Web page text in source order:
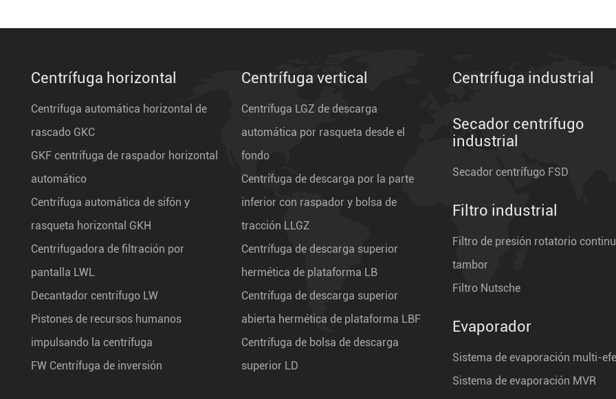
Centrífuga horizontal
Centrífuga automática horizontal de
rascado GKC
GKF centrífuga de raspador horizontal
automático
Centrífuga automática de sifón y
rasqueta horizontal GKH
Centrifugadora de filtración por
pantalla LWL
Decantador centrífugo LW
Pistones de recursos humanos
impulsando la centrífuga
FW Centrífuga de inversión
Centrífuga vertical
Centrífuga LGZ de descarga
automática por rasqueta desde el
fondo
Centrífuga de descarga por la parte
inferior con raspador y bolsa de
tracción LLGZ
Centrífuga de descarga superior
hermética de plataforma LB
Centrífuga de descarga superior
abierta hermética de plataforma LBF
Centrífuga de bolsa de descarga
superior LD
Centrífuga industrial
Secador centrífugo
industrial
Secador centrífugo FSD
Filtro industrial
Filtro de presión rotatorio
tambor
Filtro Nutsche
Evaporador
Sistema de evaporación multi-
Sistema de evaporación MVR